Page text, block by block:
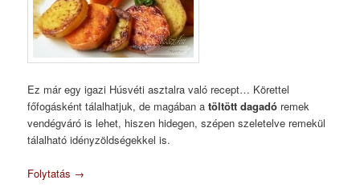
Ez már egy igazi Húsvéti asztalra való recept… Körettel
főfogásként tálalhatjuk, de magában atöltött dagadó remek
vendégváró is lehet, hiszen hidegen, szépen szeletelve remekül
tálalható idényzöldségekkel is.
Folytatás →